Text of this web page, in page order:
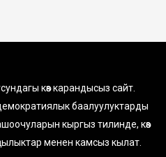
көз карандысыз сайт.
баалуулуктарды
кыргыз тилинде, көз
менен камсыз кылат.